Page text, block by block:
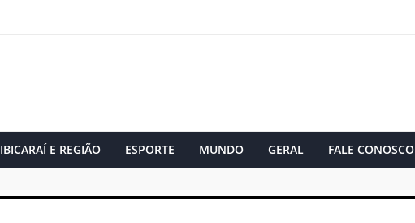
IBICARAÍ E REGIÃO ESPORTE MUNDO GERAL FALE CONOSCO